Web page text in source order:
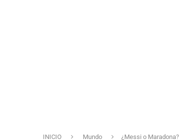
INICIO Mundo ¿Messi o